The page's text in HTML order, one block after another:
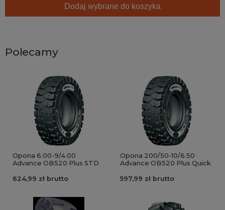
Dodaj wybrane do koszyka
Polecamy
Opona 6.00-9/4.00
Advance OB520 Plus STD
624,99 zł brutto
Opona 200/50-10/6.50
Advance OB520 Plus Quick
597,99 zł brutto